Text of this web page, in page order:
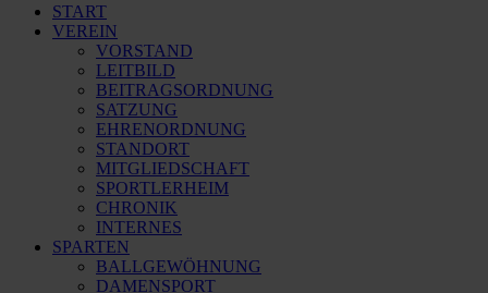
START
VEREIN
VORSTAND
LEITBILD
BEITRAGSORDNUNG
SATZUNG
EHRENORDNUNG
STANDORT
MITGLIEDSCHAFT
SPORTLERHEIM
CHRONIK
INTERNES
SPARTEN
BALLGEWÖHNUNG
DAMENSPORT